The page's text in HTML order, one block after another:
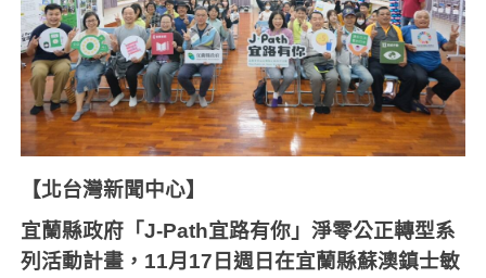
【北台灣新聞中心】
宜蘭縣政府「J-Path宜路有你」淨零公正轉型系
列活動計畫， 11月 17 日週日在宜蘭縣蘇澳鎮士敏